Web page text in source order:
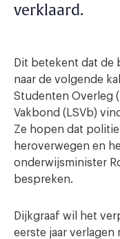
verklaard.
Dit betekent dat de
naar de volgende
Studenten Overleg
Vakbond (LSVb)
Ze hopen dat
heroverwegen en
onderwijsminister
bespreken.
Dijkgraaf wil het
eerste jaar verlagen